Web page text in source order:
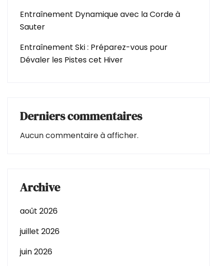
Entraînement Dynamique avec la Corde à
Sauter
Entraînement Ski : Préparez-vous pour
Dévaler les Pistes cet Hiver
Derniers commentaires
Aucun commentaire à afficher.
Archive
août 2026
juillet 2026
juin 2026